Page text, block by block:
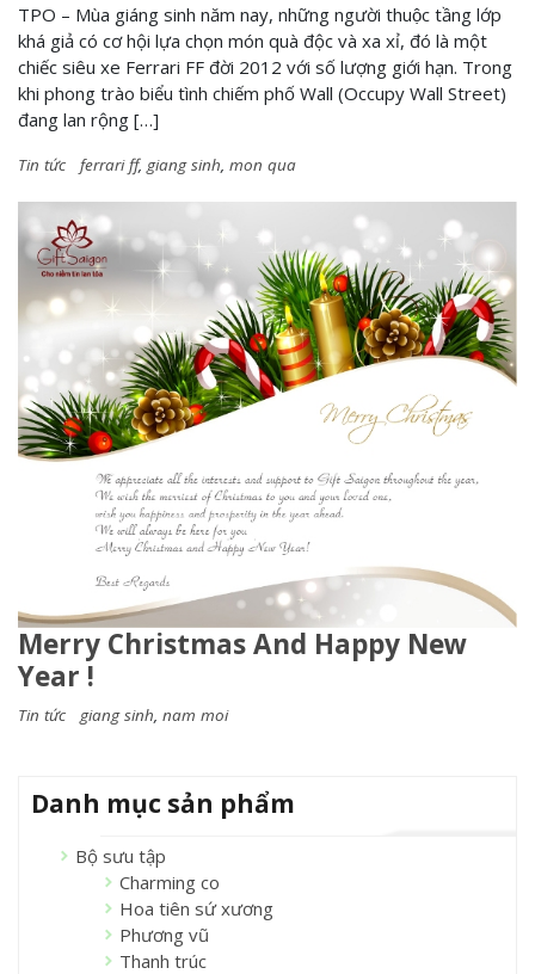
TPO – Mùa giáng sinh năm nay, những người thuộc tầng lớp
khá giả có cơ hội lựa chọn món quà độc và xa xỉ, đó là một
chiếc siêu xe Ferrari FF đời 2012 với số lượng giới hạn. Trong
khi phong trào biểu tình chiếm phố Wall (Occupy Wall Street)
đang lan rộng […]
Tin tức ferrari ff, giang sinh mon qua
Merry Christmas And Happy New
Year !
Tin tức giang sinh nam moi
Danh mục sản phẩm
Bộ sưu tập
Charming co
Hoa tiên sứ xương
Phương vũ
Thanh trúc